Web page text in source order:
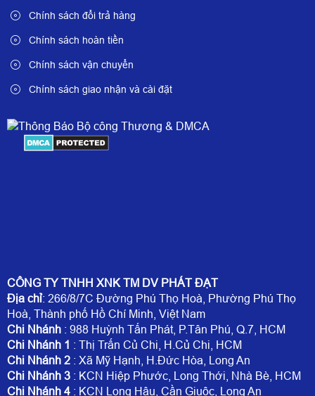
CÔNG TY TNHH XNK TM DV PHÁT ĐẠT
Địa chỉ: 266/8/7C Đường Phú Thọ Hoà, Phường Phú Thọ
Hoà, Thành phố Hồ Chí Minh, Việt Nam
Chi Nhánh : 988 Huỳnh Tấn Phát, P.Tân Phú, Q.7, HCM
Chi Nhánh 1 : Thị Trấn Củ Chi, H.Củ Chi, HCM
Chi Nhánh 2 : Xã Mỹ Hạnh, H.Đức Hòa, Long An
Chi Nhánh 3 : KCN Hiệp Phước, Long Thới, Nhà Bè, HCM
Chi Nhánh 4 : KCN Long Hậu, Cần Giuộc, Long An
Chính sách đổi trả hàng
Chính sách hoàn tiền
Chính sách vận chuyển
Chính sách giao nhận và cài đặt